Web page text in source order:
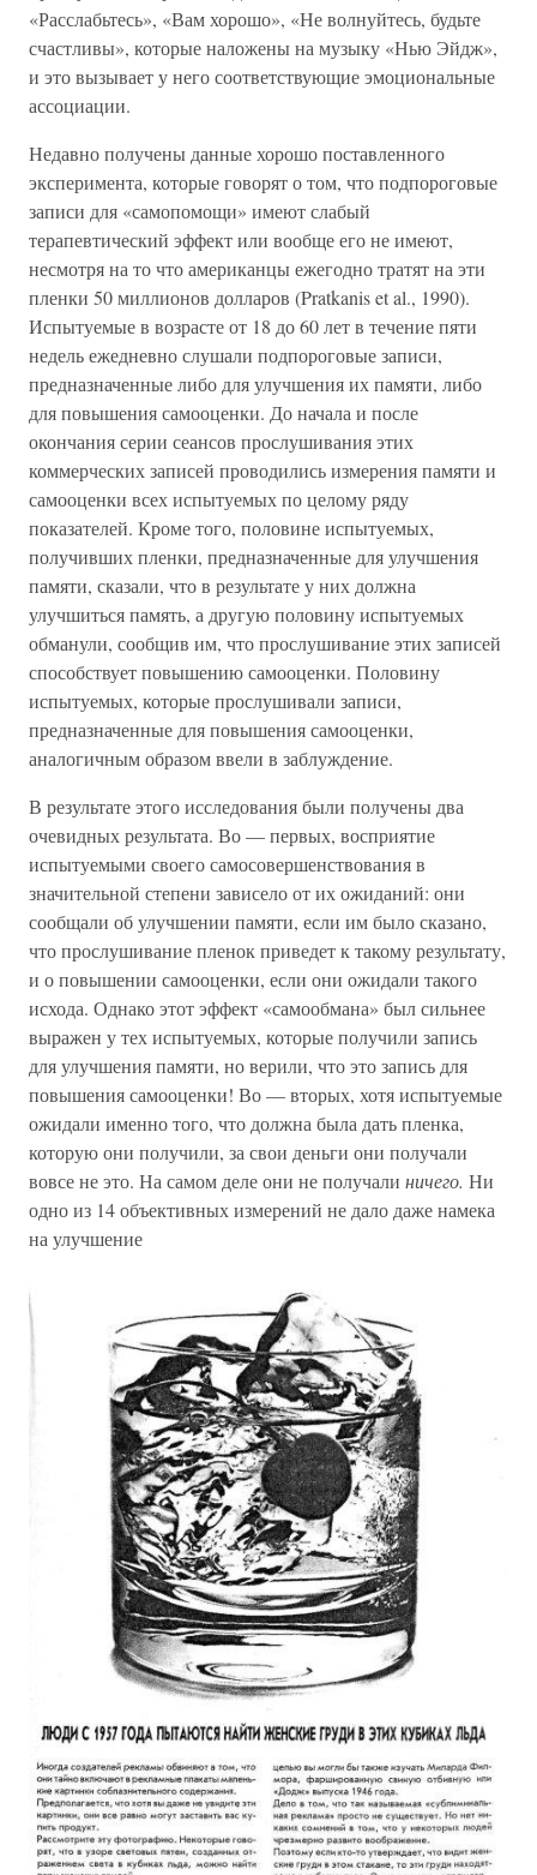
«Расслабьтесь», «Вам хорошо», «Не волнуйтесь, будьте
счастливы», которые наложены на музыку «Нью Эйдж»,
и это вызывает у него соответствующие эмоциональные
ассоциации.
Недавно получены данные хорошо поставленного
эксперимента, которые говорят о том, что подпороговые
записи для «самопомощи» имеют слабый
терапевтический эффект или вообще его не имеют,
несмотря на то что американцы ежегодно тратят на эти
пленки 50 миллионов долларов (Pratkanis et al., 1990).
Испытуемые в возрасте от 18 до 60 лет в течение пяти
недель ежедневно слушали подпороговые записи,
предназначенные либо для улучшения их памяти, либо
для повышения самооценки. До начала и после
окончания серии сеансов прослушивания этих
коммерческих записей проводились измерения памяти и
самооценки всех испытуемых по целому ряду
показателей. Кроме того, половине испытуемых,
получивших пленки, предназначенные для улучшения
памяти, сказали, что в результате у них должна
улучшиться память, а другую половину испытуемых
обманули, сообщив им, что прослушивание этих записей
способствует повышению самооценки. Половину
испытуемых, которые прослушивали записи,
предназначенные для повышения самооценки,
аналогичным образом ввели в заблуждение.
В результате этого исследования были получены два
очевидных результата. Во — первых, восприятие
испытуемыми своего самосовершенствования в
значительной степени зависело от их ожиданий: они
сообщали об улучшении памяти, если им было сказано,
что прослушивание пленок приведет к такому результату,
и о повышении самооценки, если они ожидали такого
исхода. Однако этот эффект «самообмана» был сильнее
выражен у тех испытуемых, которые получили запись
для улучшения памяти, но верили, что это запись для
повышения самооценки! Во — вторых, хотя испытуемые
ожидали именно того, что должна была дать пленка,
которую они получили, за свои деньги они получали
вовсе не это. На самом деле они не получали ничего. Ни
одно из 14 объективных измерений не дало даже намека
на улучшение